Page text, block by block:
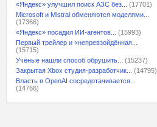
«Яндекс» улучшил поиск АЗС без...
(17701)
Microsoft и Mistral обменяются моделями...
(17366)
«Яндекс» посадил ИИ-агентов...
(15993)
Первый трейлер и «непревзойдённая...
(15715)
Учёные нашли способ обрушить...
(15237)
Закрытая Xbox студия-разработчик...
(14795)
Власть в OpenAI сосредотачивается...
(14766)